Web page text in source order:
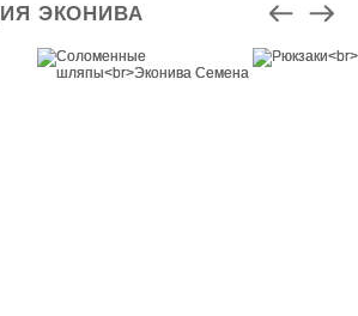
ЭКОНИВА